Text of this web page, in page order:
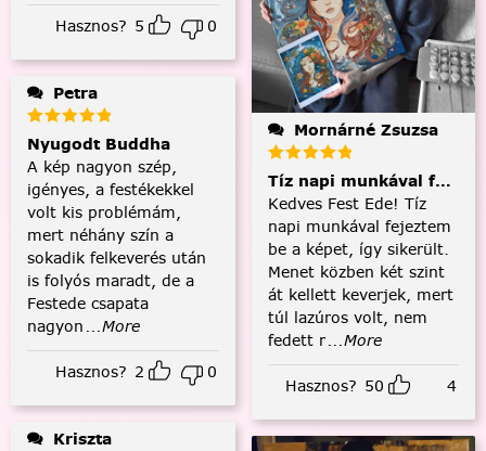
Hasznos? 5 0
Petra
Nyugodt Buddha
A kép nagyon szép,
igényes, a festékekkel
volt kis problémám,
mert néhány szín a
sokadik felkeverés után
is folyós maradt, de a
Festede csapata
nagyon ...More
Hasznos? 2 0
Kriszta
Mornárné Zsuzsa
Tíz napi munkával
Kedves Fest Ede! Tíz
napi munkával fejeztem
be a képet, így sikerült.
Menet közben két szint
át kellett keverjek, mert
túl lazúros volt, nem
fedett r...More
Hasznos? 50 4